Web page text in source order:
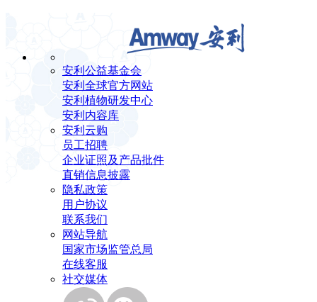
安利公益基金会
安利全球官方网站
安利植物研发中心
安利内容库
安利云购
员工招聘
企业证照及产品批件
直销信息披露
隐私政策
用户协议
联系我们
网站导航
国家市场监管总局
在线客服
社交媒体